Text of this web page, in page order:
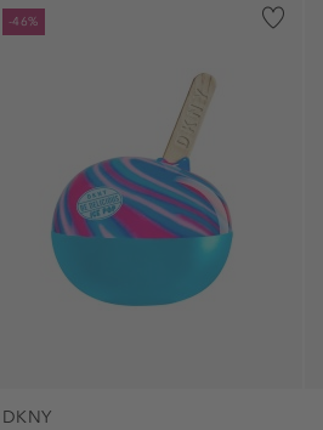
-46%
DKNY